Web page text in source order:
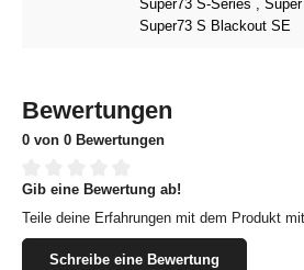
Super73 S-Series ,
Super73 S Blackout SE
Bewertungen
0 von 0 Bewertungen
Durchschnittliche Bewertung von 0 von 5
Gib eine Bewertung ab!
Teile deine Erfahrungen mit dem Produkt
Schreibe eine Bewertung